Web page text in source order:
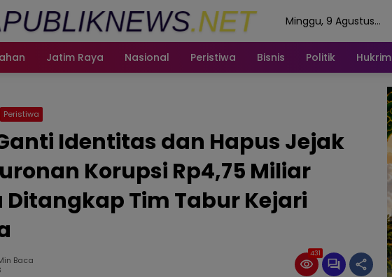
Minggu, 9 Agustus
Jatim Raya Nasional Peristiwa Bisnis Politik Hukrim
Peristiwa
Identitas dan Hapus Jejak
Korupsi Rp4,75 Miliar
Tim Tabur Kejari
Baca
431